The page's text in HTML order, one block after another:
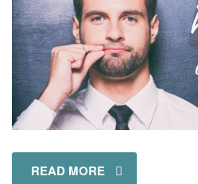
READ MORE